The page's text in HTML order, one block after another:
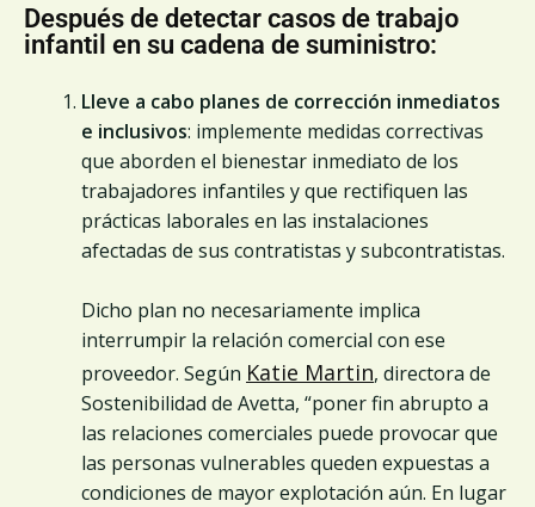
Después de detectar casos de trabajo
infantil en su cadena de suministro:
Lleve a cabo planes de corrección inmediatos
e inclusivos: implemente medidas correctivas
que aborden el bienestar inmediato de los
trabajadores infantiles y que rectifiquen las
prácticas laborales en las instalaciones
afectadas de sus contratistas y subcontratistas.
Dicho plan no necesariamente implica
interrumpir la relación comercial con ese
proveedor. Según Katie Martin, directora de
Sostenibilidad de Avetta, “poner fin abrupto a
las relaciones comerciales puede provocar que
las personas vulnerables queden expuestas a
condiciones de mayor explotación aún. En lugar